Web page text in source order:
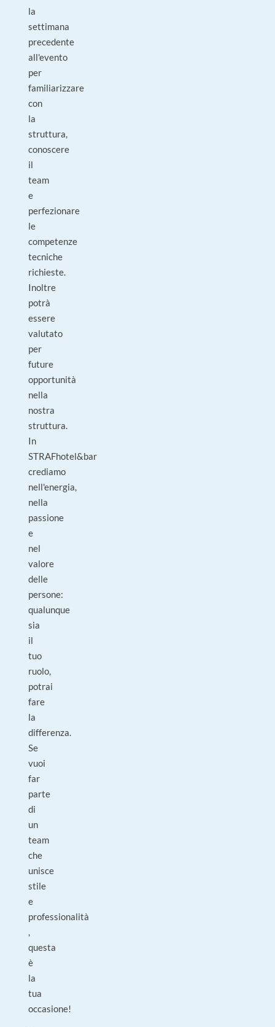
la
settimana
precedente
all'evento
per
familiarizzare
con
la
struttura,
conoscere
il
team
e
perfezionare
le
competenze
tecniche
richieste.
Inoltre
potrà
essere
valutato
per
future
opportunità
nella
nostra
struttura.
In
STRAFhotel&bar
crediamo
nell'energia,
nella
passione
e
nel
valore
delle
persone:
qualunque
sia
il
tuo
ruolo,
potrai
fare
la
differenza.
Se
vuoi
far
parte
di
un
team
che
unisce
stile
e
professionalità
,
questa
è
la
tua
occasione!